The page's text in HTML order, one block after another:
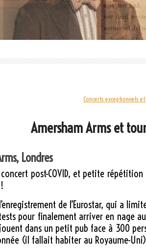
Concerts exceptionnels
Amersham Arms et
Londres
concert post-COVID, et petite
de l’Eurostar, qui a
pour finalement arriver en nage
dans un petit pub face à 300
(il fallait habiter au Royaume-